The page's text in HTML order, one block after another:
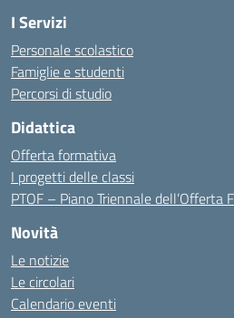
I Servizi
Personale scolastico
Famiglie e studenti
Percorsi di studio
Didattica
Offerta formativa
I progetti delle classi
PTOF – Piano Triennale dell’Offerta
Novità
Le notizie
Le circolari
Calendario eventi